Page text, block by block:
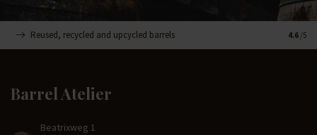
Reused, recycled and upcycled barrels 4.6 /5
Barrel Atelier
Beatrixweg 1